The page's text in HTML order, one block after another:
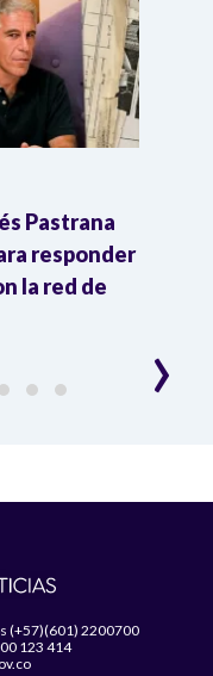
Pastrana
responder
la red de
›
(+57)(601) 2200700
123 414